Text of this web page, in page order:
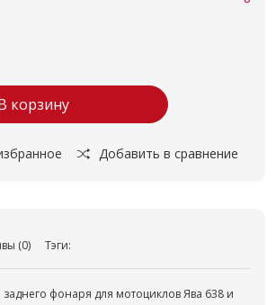
корзину
Добавить в сравнение
(0) Тэги:
фонаря для мотоциклов Ява 638 и